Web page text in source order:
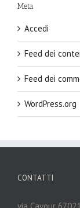
Meta
Accedi
Feed dei
Feed dei
WordPress.org
CONTATTI
via Cavour